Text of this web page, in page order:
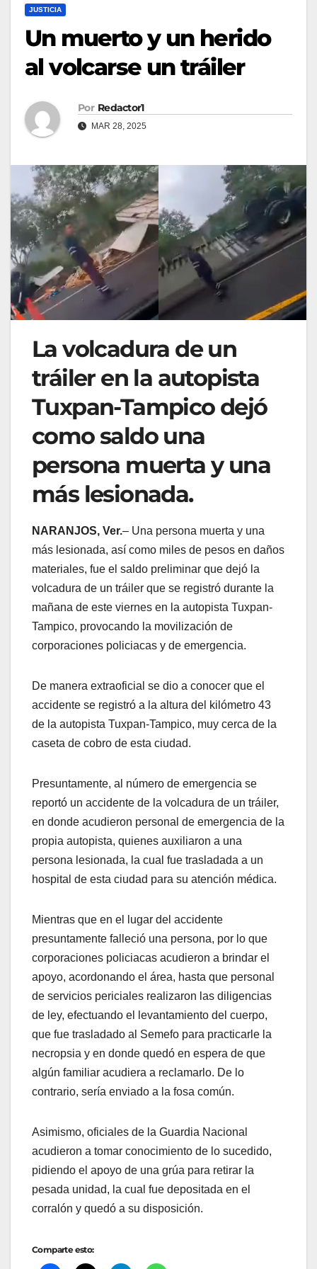
JUSTICIA
Un muerto y un herido
al volcarse un tráiler
Por Redactor1
MAR 28, 2025
La volcadura de un
tráiler en la autopista
Tuxpan-Tampico dejó
como saldo una
persona muerta y una
más lesionada.
NARANJOS, Ver.– Una persona muerta y una
más lesionada, así como miles de pesos en daños
materiales, fue el saldo preliminar que dejó la
volcadura de un tráiler que se registró durante la
mañana de este viernes en la autopista Tuxpan-
Tampico, provocando la movilización de
corporaciones policiacas y de emergencia.
De manera extraoficial se dio a conocer que el
accidente se registró a la altura del kilómetro 43
de la autopista Tuxpan-Tampico, muy cerca de la
caseta de cobro de esta ciudad.
Presuntamente, al número de emergencia se
reportó un accidente de la volcadura de un tráiler,
en donde acudieron personal de emergencia de la
propia autopista, quienes auxiliaron a una
persona lesionada, la cual fue trasladada a un
hospital de esta ciudad para su atención médica.
Mientras que en el lugar del accidente
presuntamente falleció una persona, por lo que
corporaciones policiacas acudieron a brindar el
apoyo, acordonando el área, hasta que personal
de servicios periciales realizaron las diligencias
de ley, efectuando el levantamiento del cuerpo,
que fue trasladado al Semefo para practicarle la
necropsia y en donde quedó en espera de que
algún familiar acudiera a reclamarlo. De lo
contrario, sería enviado a la fosa común.
Asimismo, oficiales de la Guardia Nacional
acudieron a tomar conocimiento de lo sucedido,
pidiendo el apoyo de una grúa para retirar la
pesada unidad, la cual fue depositada en el
corralón y quedó a su disposición.
Comparte esto: